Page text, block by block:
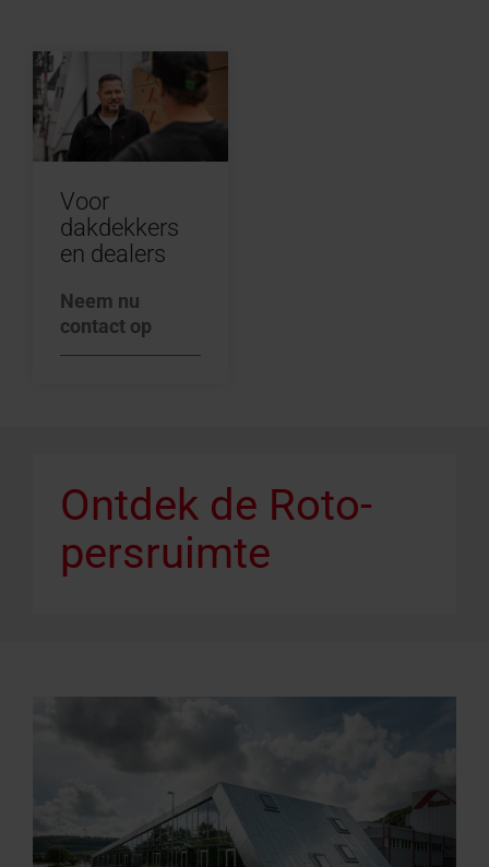
Voor
dakdekkers
en dealers
Neem nu
contact op
Ontdek de Roto-
persruimte